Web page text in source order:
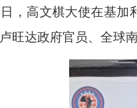
，高文棋大使在基加
旺达政府官员、全球